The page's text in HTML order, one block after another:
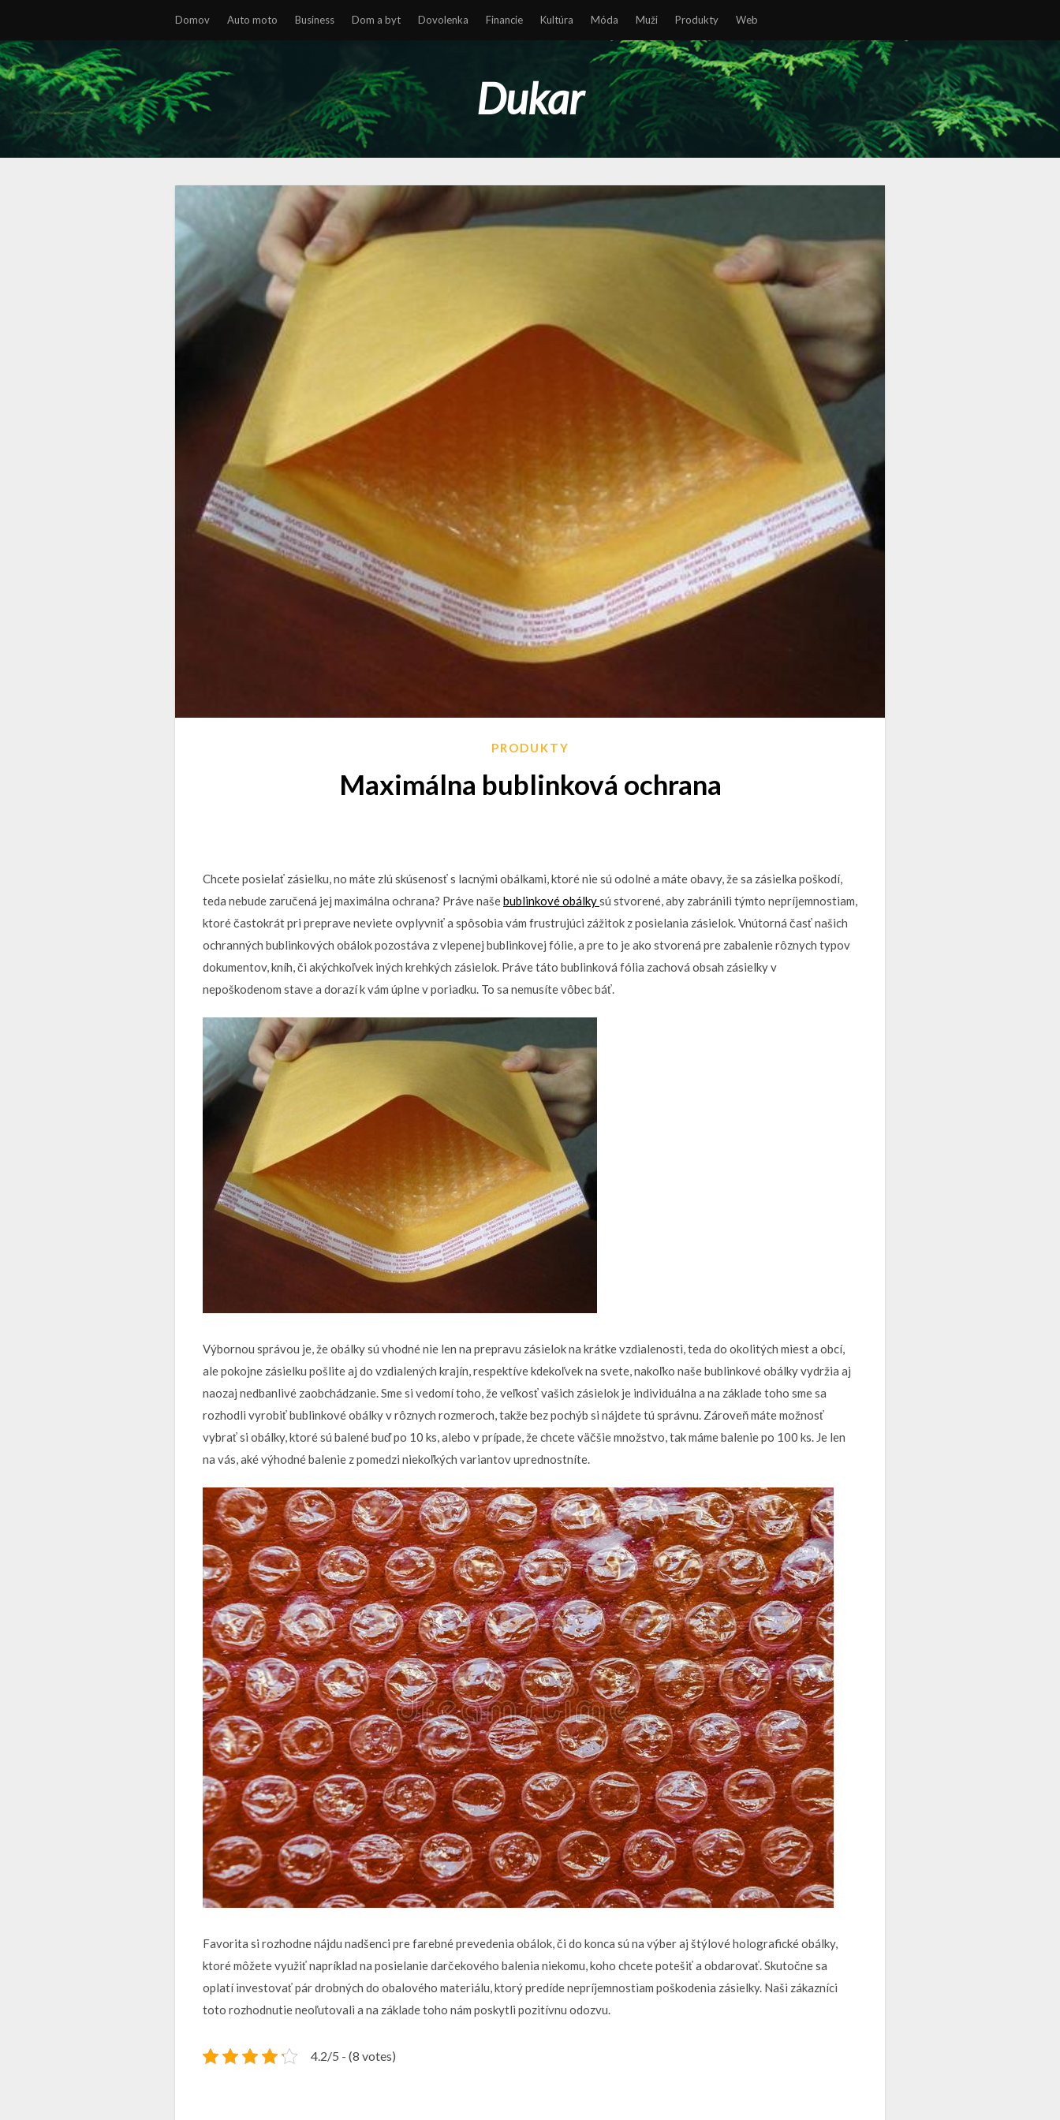
Domov Auto moto Business Dom a byt Dovolenka Financie Kultúra Móda Muži Produkty Web
Dukar
PRODUKTY
Maximálna bublinková ochrana
Chcete posielať zásielku, no máte zlú skúsenosť s lacnými obálkami, ktoré nie sú odolné a máte obavy, že sa zásielka poškodí,
teda nebude zaručená jej maximálna ochrana? Práve našebublinkové obálkysú stvorené, aby zabránili týmto nepríjemnostiam,
ktoré častokrát pri preprave neviete ovplyvniť a spôsobia vám frustrujúci zážitok z posielania zásielok. Vnútorná časť našich
ochranných bublinkových obálok pozostáva z vlepenej bublinkovej fólie, a pre to je ako stvorená pre zabalenie rôznych typov
dokumentov, kníh, či akýchkoľvek iných krehkých zásielok. Práve táto bublinková fólia zachová obsah zásielky v
nepoškodenom stave a dorazí k vám úplne v poriadku. To sa nemusíte vôbec báť.
Výbornou správou je, že obálky sú vhodné nie len na prepravu zásielok na krátke vzdialenosti, teda do okolitých miest a obcí,
ale pokojne zásielku pošlite aj do vzdialených krajín, respektíve kdekoľvek na svete, nakoľko naše bublinkové obálky vydržia aj
naozaj nedbanlivé zaobchádzanie. Sme si vedomí toho, že veľkosť vašich zásielok je individuálna a na základe toho sme sa
rozhodli vyrobiť bublinkové obálky v rôznych rozmeroch, takže bez pochýb si nájdete tú správnu. Zároveň máte možnosť
vybrať si obálky, ktoré sú balené buď po 10 ks, alebo v prípade, že chcete väčšie množstvo, tak máme balenie po 100 ks. Je len
na vás, aké výhodné balenie z pomedzi niekoľkých variantov uprednostníte.
Favorita si rozhodne nájdu nadšenci pre farebné prevedenia obálok, či do konca sú na výber aj štýlové holografické obálky,
ktoré môžete využiť napríklad na posielanie darčekového balenia niekomu, koho chcete potešiť a obdarovať. Skutočne sa
oplatí investovať pár drobných do obalového materiálu, ktorý predíde nepríjemnostiam poškodenia zásielky. Naši zákazníci
toto rozhodnutie neoľutovali a na základe toho nám poskytli pozitívnu odozvu.
4.2/5 - (8 votes)